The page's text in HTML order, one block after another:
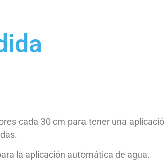
cada 30 cm para tener una
la aplicación automática de agua.